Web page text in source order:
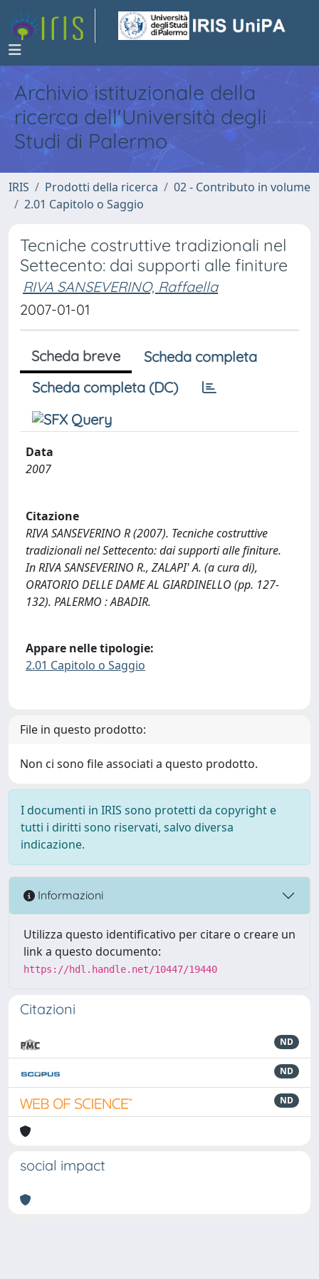
Archivio istituzionale della
ricerca dell'Università degli
Studi di Palermo
IRIS Prodotti della ricerca
02 - Contributo in volume
2.01 Capitolo o Saggio
Tecniche costruttive tradizionali nel
Settecento: dai supporti alle finiture
RIVA SANSEVERINO, Raffaella
2007-01-01
Scheda breve
Scheda completa
Scheda completa (DC)
Data
2007
Citazione
RIVA SANSEVERINO R (2007). Tecniche costruttive
tradizionali nel Settecento: dai supporti alle finiture.
In RIVA SANSEVERINO R., ZALAPI' A. (a cura di),
ORATORIO DELLE DAME AL GIARDINELLO (pp. 127-
132). PALERMO : ABADIR.
Appare nelle tipologie:
2.01 Capitolo o Saggio
File in questo prodotto:
Non ci sono file associati a questo prodotto.
I documenti in IRIS sono protetti da copyright e
tutti i diritti sono riservati, salvo diversa
indicazione.
Informazioni
Utilizza questo identificativo per citare o creare un
link a questo documento:
https://hdl.handle.net/10447/19440
Citazioni
ND
ND
ND
social impact